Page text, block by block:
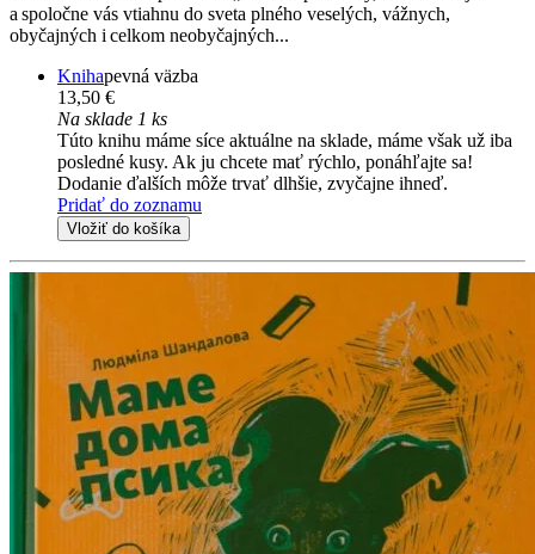
a spoločne vás vtiahnu do sveta plného veselých, vážnych,
obyčajných i celkom neobyčajných...
Knihapevná väzba
13,50 €
Na sklade 1 ks
Túto knihu máme síce aktuálne na sklade, máme však už iba
posledné kusy. Ak ju chcete mať rýchlo, ponáhľajte sa!
Dodanie ďalších môže trvať dlhšie, zvyčajne ihneď.
Pridať do zoznamu
Vložiť do košíka